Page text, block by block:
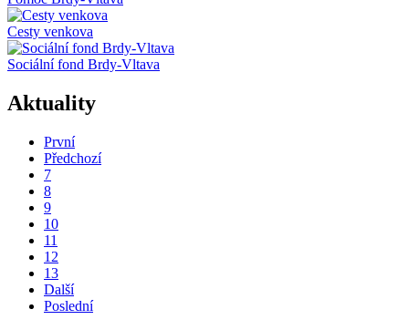
Cesty venkova
Sociální fond Brdy-Vltava
Aktuality
První
Předchozí
7
8
9
10
11
12
13
Další
Poslední